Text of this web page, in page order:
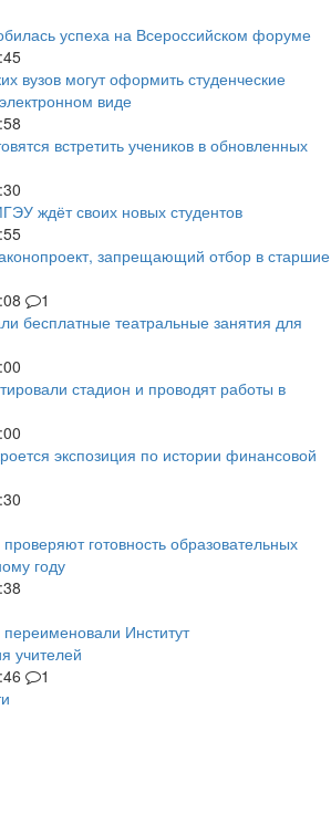
успеха на Всероссийском форуме
вузов могут оформить студенческие
виде
встретить учеников в обновленных
ждёт своих новых студентов
запрещающий отбор в старшие
1
бесплатные театральные занятия для
стадион и проводят работы в
экспозиция по истории финансовой
готовность образовательных
году
Институт
учителей
1